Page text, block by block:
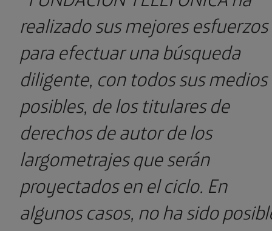
realizado sus mejores esfuerzos
para efectuar una búsqueda
diligente, con todos sus medios
posibles, de los titulares de
derechos de autor de los
largometrajes que serán
proyectados en el ciclo. En
algunos casos, no ha sido